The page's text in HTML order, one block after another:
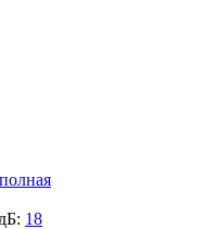
полная
: 18